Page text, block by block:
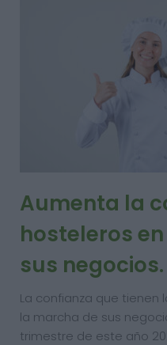
Aumenta la
hosteleros
sus negocios.
La confianza que tienen
la marcha de sus
trimestre de este año